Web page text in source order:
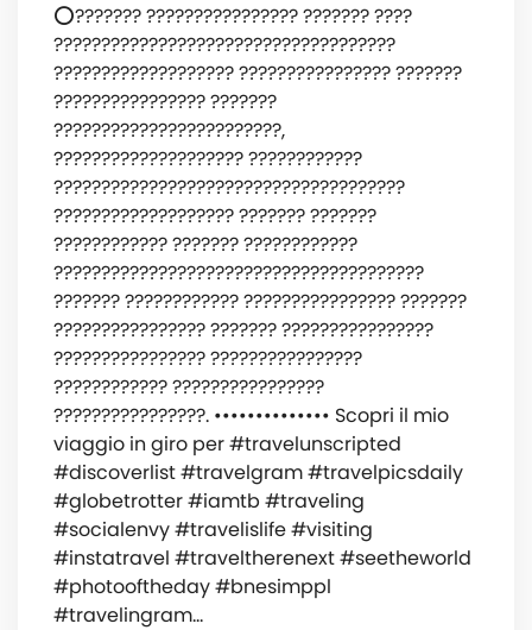
⭕️??????? ???????????????? ??????? ????
????????????????????????????????????
??????????????????? ???????????????? ???????
???????????????? ???????
????????????????????????,
???????????????????? ????????????
?????????????????????????????????????
??????????????????? ??????? ???????
???????????? ??????? ????????????
???????????????????????????????????????
??????? ???????????? ???????????????? ???????
???????????????? ??????? ????????????????
???????????????? ????????????????
???????????? ????????????????
????????????????. •••••••••••••• ‍️Scopri il mio
viaggio in giro per #travelunscripted
#discoverlist #travelgram #travelpicsdaily
#globetrotter #iamtb #traveling
#socialenvy #travelislife #visiting
#instatravel #traveltherenext #seetheworld
#photooftheday #bnesimppl
#travelingram…